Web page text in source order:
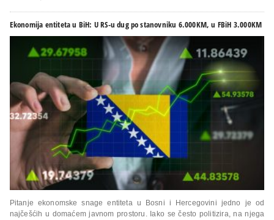
Ekonomija entiteta u BiH: U RS-u dug po stanovniku 6.000KM, u FBiH 3.000KM
Pitanje ekonomske snage entiteta u Bosni i Hercegovini jedno je od
najčešćih u domaćem javnom prostoru. Iako se često politizira, na njega